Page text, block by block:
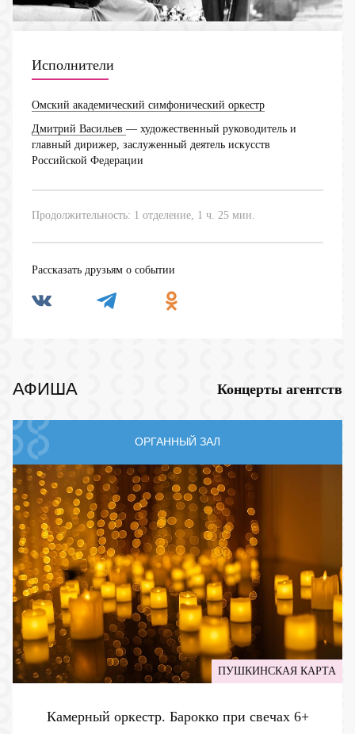
Исполнители
Омский академический симфонический оркестр
Дмитрий Васильев — художественный руководитель и
главный дирижер, заслуженный деятель искусств
Российской Федерации
Продолжительность: 1 отделение, 1 ч. 25 мин.
Рассказать друзьям о событии
АФИША Концерты агентств
ОРГАННЫЙ ЗАЛ
ПУШКИНСКАЯ КАРТА
Камерный оркестр. Барокко при свечах 6+